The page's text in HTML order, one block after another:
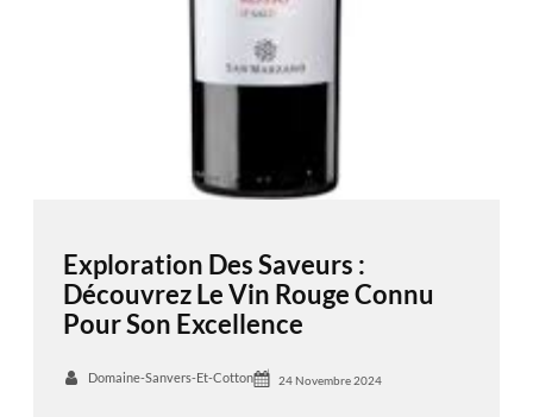
Exploration Des Saveurs :
Découvrez Le Vin Rouge Connu
Pour Son Excellence
Domaine-Sanvers-Et-Cotton 24 Novembre 2024